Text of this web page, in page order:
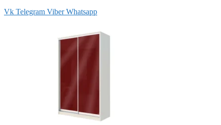
Vk Telegram Viber Whatsapp